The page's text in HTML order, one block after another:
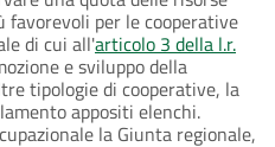
per le cooperative
di cui all'articolo 3 della l.r.
e sviluppo della
tipologie di cooperative, la
appositi elenchi.
la Giunta regionale,